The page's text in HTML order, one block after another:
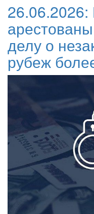
26.06.2026:
делу о
рубеж